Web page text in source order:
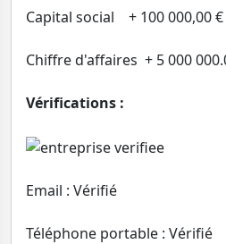
Capital social + 100 000,00 €
Chiffre d'affaires + 5 000
Vérifications :
Email : Vérifié
Téléphone portable : Vérifié